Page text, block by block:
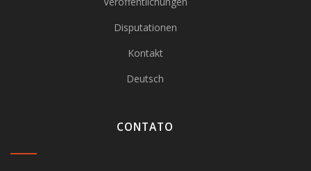
Disputationen
Kontakt
Deutsch
CONTATO